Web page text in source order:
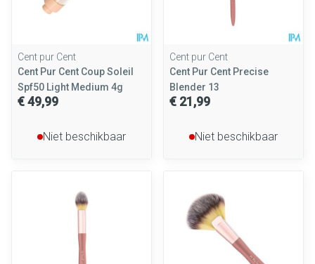
Cent pur Cent
Cent Pur Cent Coup Soleil
Spf50 Light Medium 4g
€ 49,99
Niet beschikbaar
Cent pur Cent
Cent Pur Cent Precise
Blender 13
€ 21,99
Niet beschikbaar